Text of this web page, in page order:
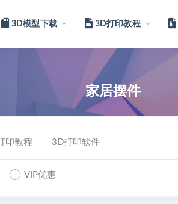
3D模型下载 3D打印教程
家居摆件
印教程 3D打印软件
VIP优惠